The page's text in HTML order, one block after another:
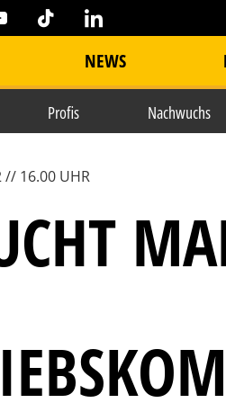
NEWS
Profis Nachwuchs
// 16.00 UHR